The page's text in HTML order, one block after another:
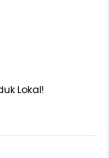
Lokal!